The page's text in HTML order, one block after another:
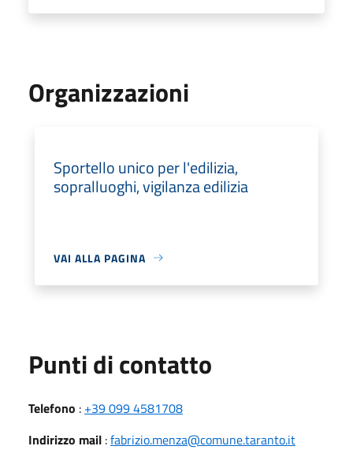
Organizzazioni
Sportello unico per l'edilizia,
sopralluoghi, vigilanza edilizia
VAI ALLA PAGINA
Punti di contatto
Telefono : +39 099 4581708
Indirizzo mail :fabrizio.menza@comune.taranto.it